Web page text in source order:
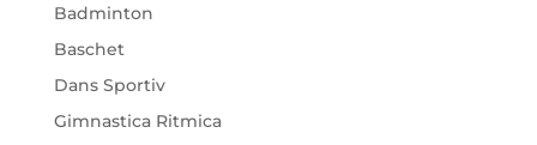
Badminton
Baschet
Dans Sportiv
Gimnastica Ritmica